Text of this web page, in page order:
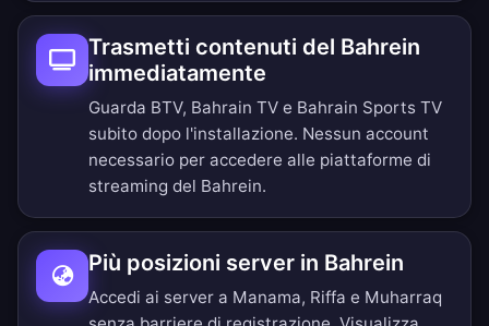
Trasmetti contenuti del Bahrein
immediatamente
Guarda BTV, Bahrain TV e Bahrain Sports TV
subito dopo l'installazione. Nessun account
necessario per accedere alle piattaforme di
streaming del Bahrein.
Più posizioni server in Bahrein
Accedi ai server a Manama, Riffa e Muharraq